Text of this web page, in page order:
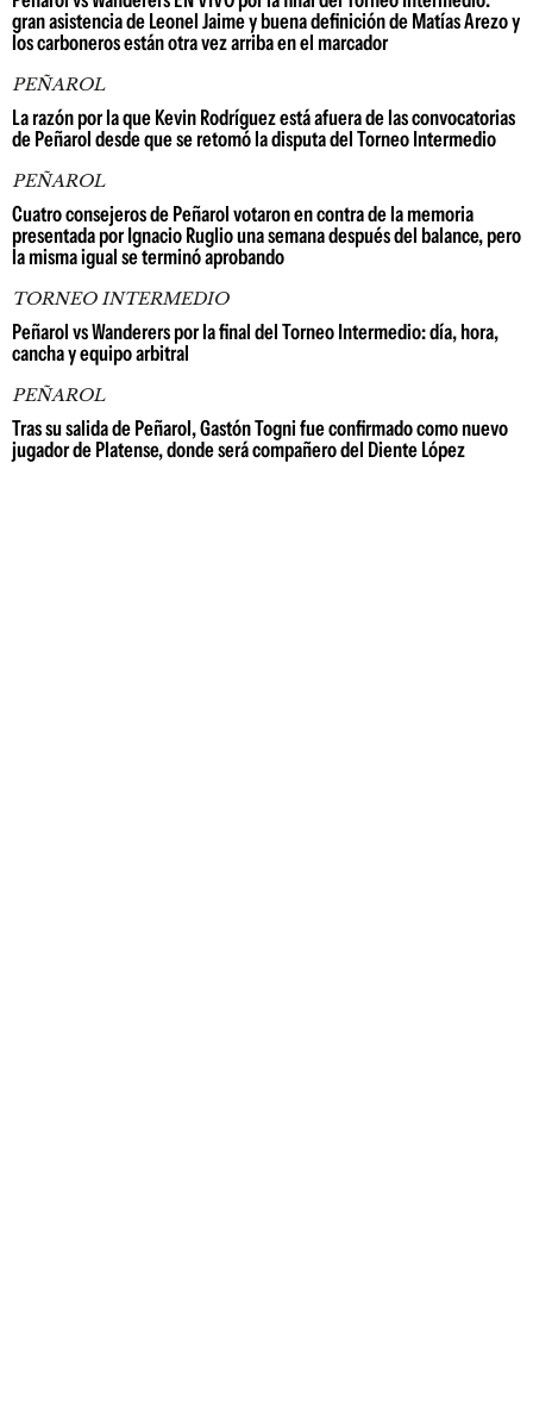
gran asistencia de Leonel Jaime y buena definición de Matías Arezo y
los carboneros están otra vez arriba en el marcador
PEÑAROL
La razón por la que Kevin Rodríguez está afuera de las convocatorias
de Peñarol desde que se retomó la disputa del Torneo Intermedio
PEÑAROL
Cuatro consejeros de Peñarol votaron en contra de la memoria
presentada por Ignacio Ruglio una semana después del balance, pero
la misma igual se terminó aprobando
TORNEO INTERMEDIO
Peñarol vs Wanderers por la final del Torneo Intermedio: día, hora,
cancha y equipo arbitral
PEÑAROL
Tras su salida de Peñarol, Gastón Togni fue confirmado como nuevo
jugador de Platense, donde será compañero del Diente López